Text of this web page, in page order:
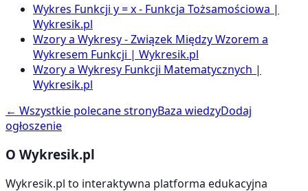
Wykres Funkcji y = x - Funkcja Tożsamościowa |
Wykresik.pl
Wzory a Wykresy - Związek Między Wzorem a
Wykresem Funkcji | Wykresik.pl
Wzory a Wykresy Funkcji Matematycznych |
Wykresik.pl
← Wszystkie polecane stronyBaza wiedzyDodaj
ogłoszenie
O Wykresik.pl
Wykresik.pl to interaktywna platforma edukacyjna